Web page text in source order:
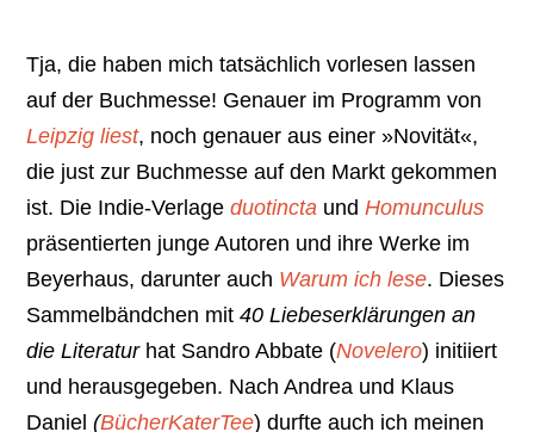
Tja, die haben mich tatsächlich vorlesen lassen
auf der Buchmesse! Genauer im Programm von
Leipzig liest, noch genauer aus einer »Novität«,
die just zur Buchmesse auf den Markt gekommen
ist. Die Indie-Verlageduotincta undHomunculus
präsentierten junge Autoren und ihre Werke im
Beyerhaus, darunter auch Warum ich lese. Dieses
Sammelbändchen mit40 Liebeserklärungen an
die Literatur hat Sandro Abbate (Novelero) initiiert
und herausgegeben. Nach Andrea und Klaus
Daniel(BücherKaterTee) durfte auch ich meinen